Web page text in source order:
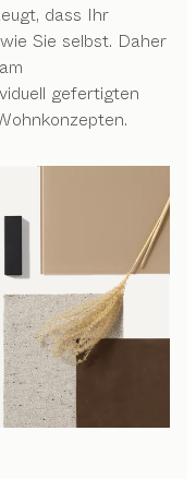
dass Ihr
Sie selbst. Daher
gefertigten